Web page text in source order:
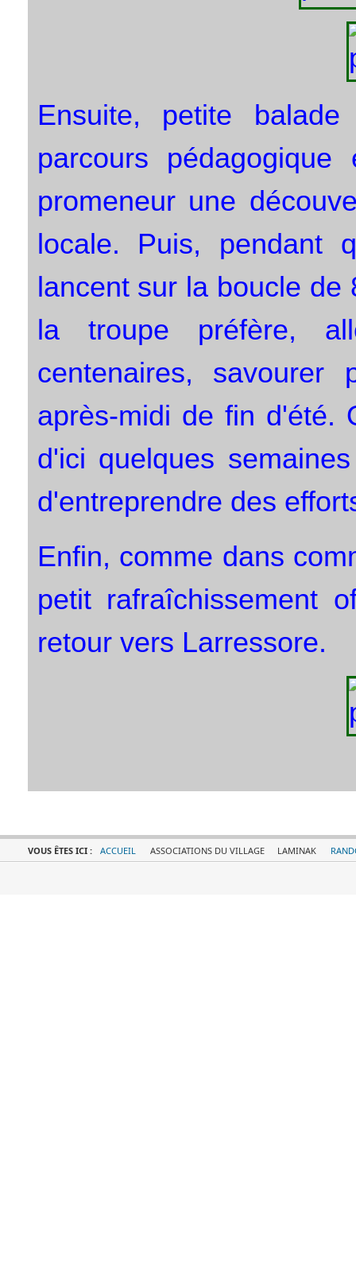
Ensuite, petite
parcours
promeneur une
locale. Puis, pendant
lancent sur la boucle
la troupe préfère,
centenaires,
après-midi de fin d'été.
d'ici quelques
d'entreprendre des
Enfin, comme dans
petit rafraîchissement
retour vers Larressore.
VOUS ÊTES ICI : ACCUEIL ASSOCIATIONS DU VILLAGE LAMINAK